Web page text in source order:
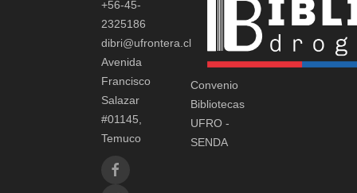
+56-45-
2325186
dibri@ufrontera.cl
Avenida
Francisco
Salazar
#01145,
Temuco
Convenio
Bibliotecas
UFRO -
SENDA